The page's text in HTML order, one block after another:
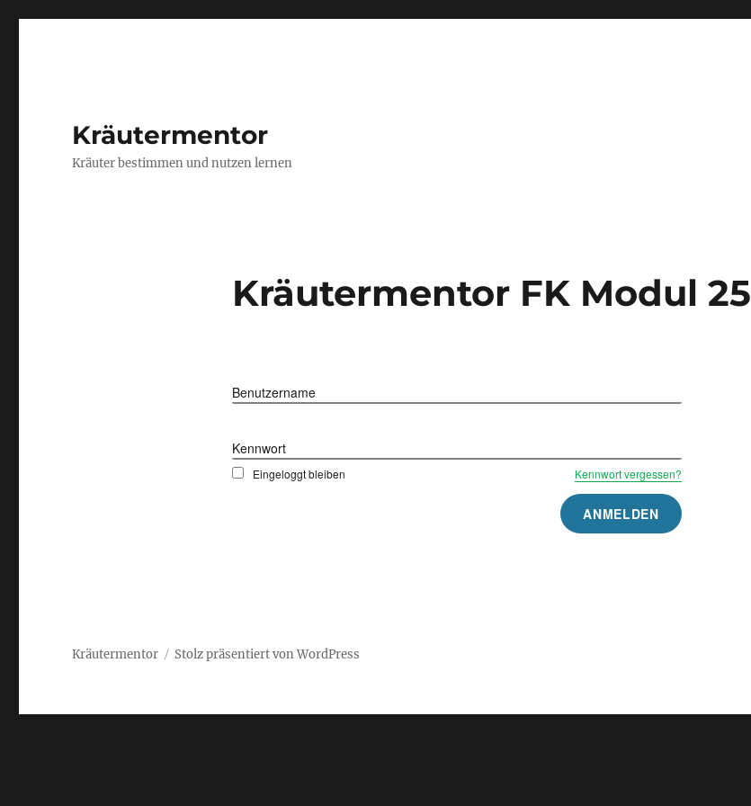
Kräutermentor
Kräuter bestimmen und nutzen lernen
Kräutermentor FK Modul 25
Benutzername
Kennwort
Eingeloggt bleiben Kennwort vergessen?
Kräutermentor Stolz präsentiert von WordPress